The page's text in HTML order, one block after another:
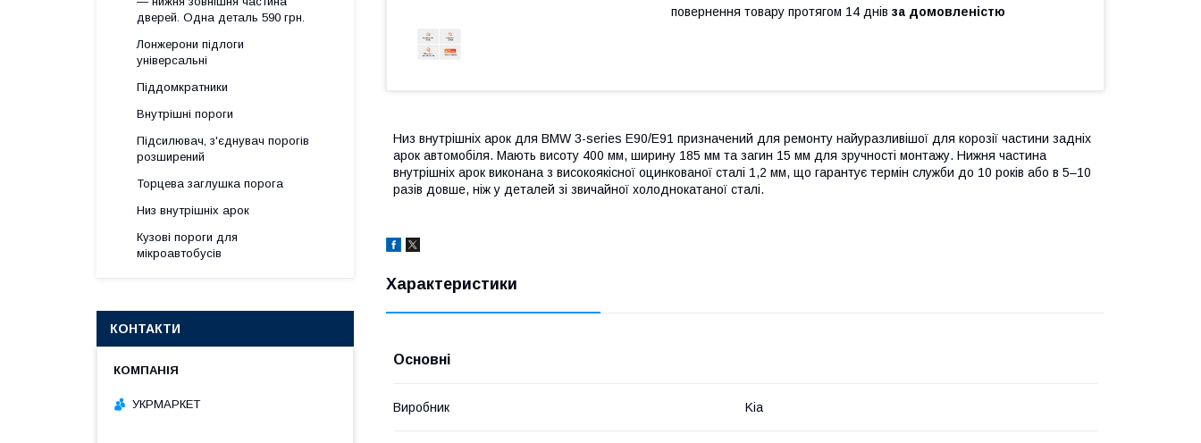
повернення товару протягом 14 днів за домовленістю
Низ внутрішніх арок для BMW 3-series E90/E91 призначений для ремонту найуразливішої для корозії частини задніх
арок автомобіля. Мають висоту 400 мм, ширину 185 мм та загин 15 мм для зручності монтажу. Нижня частина
внутрішніх арок виконана з високоякісної оцинкованої сталі 1,2 мм, що гарантує термін служби до 10 років або в 5–10
разів довше, ніж у деталей зі звичайної холоднокатаної сталі.
Характеристики
Основні
Виробник Kia
дверей. Одна деталь 590 грн.
Лонжерони підлоги
універсальні
Піддомкратники
Внутрішні пороги
Підсилювач, з'єднувач порогів
розширений
Торцева заглушка порога
Низ внутрішніх арок
Кузові пороги для
мікроавтобусів
КОНТАКТИ
УКРМАРКЕТ